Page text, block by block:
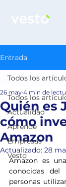
Entrada
Todos los
Actualidad
Aprende
Empresas
Vesto
Todos los
Quién es
cómo
Amazon
26 may 4 min de
Actualizado: 28
Amazon es
conocidas
personas